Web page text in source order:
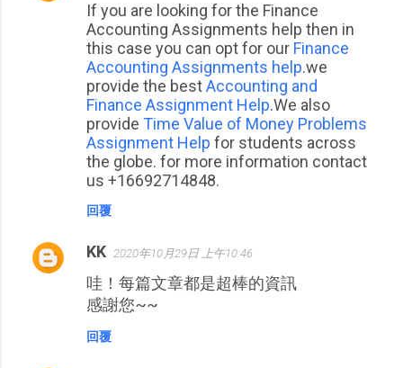
If you are looking for the Finance
Accounting Assignments help then in
this case you can opt for our Finance
Accounting Assignments help.we
provide the bestAccounting and
Finance Assignment Help.We also
provide Time Value of Money Problems
Assignment Help for students across
the globe. for more information contact
us +16692714848.
回覆
KK 2020年10月29日 上午10:46
哇！每篇文章都是超棒的資訊
感謝您~~
回覆